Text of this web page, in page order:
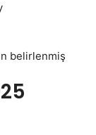
belirlenmiş